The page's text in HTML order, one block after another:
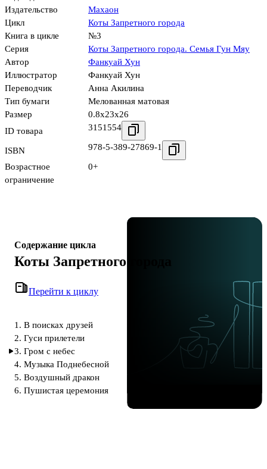
Издательство
Махаон
Цикл
Коты Запретного города
Книга в цикле
№3
Серия
Коты Запретного города. Семья Гун Мяу
Автор
Фанкуай Хун
Иллюстратор
Фанкуай Хун
Переводчик
Анна Акилина
Тип бумаги
Мелованная матовая
Размер
0.8x23x26
ID товара
3151554
ISBN 978-5-389-27869-1
Возрастное
ограничение
0+
Содержание цикла
Коты Запретного города
Перейти к циклу
1. В поисках друзей
2. Гуси прилетели
3. Гром с небес
4. Музыка Поднебесной
5. Воздушный дракон
6. Пушистая церемония